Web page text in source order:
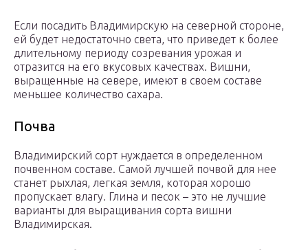
Если посадить Владимирскую на северной стороне,
ей будет недостаточно света, что приведет к более
длительному периоду созревания урожая и
отразится на его вкусовых качествах. Вишни,
выращенные на севере, имеют в своем составе
меньшее количество сахара.
Почва
Владимирский сорт нуждается в определенном
почвенном составе. Самой лучшей почвой для нее
станет рыхлая, легкая земля, которая хорошо
пропускает влагу. Глина и песок – это не лучшие
варианты для выращивания сорта вишни
Владимирская.